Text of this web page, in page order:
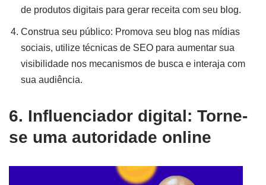
de produtos digitais para gerar receita com seu blog.
Construa seu público: Promova seu blog nas mídias
sociais, utilize técnicas de SEO para aumentar sua
visibilidade nos mecanismos de busca e interaja com
sua audiência.
6. Influenciador digital: Torne-
se uma autoridade online